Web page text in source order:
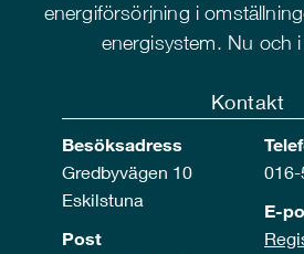
energiförsörjning i
energisystem. Nu och
Kontakt
Besöksadress
Gredbyvägen 10
Eskilstuna
Post
016-
E-